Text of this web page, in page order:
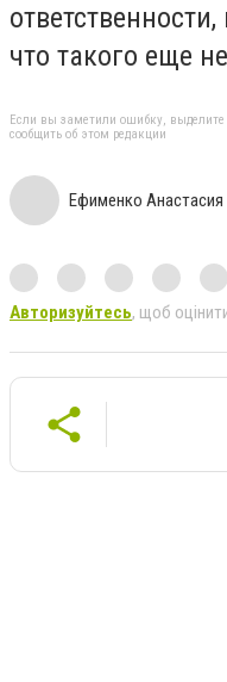
что такого еще
Если вы заметили ошибку,
сообщить об этом редакции
Ефименко Анастасия
Авторизуйтесь, щоб